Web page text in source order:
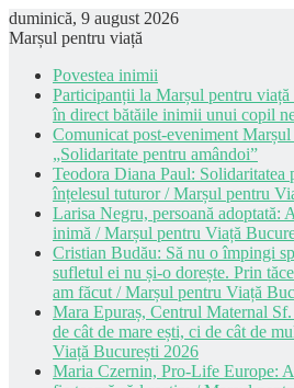
duminică, 9 august 2026
Marșul pentru viață
Povestea inimii
Participanții la Marșul pentru
în direct bătăile inimii unui copil
Comunicat post-eveniment
„Solidaritate pentru amândoi”
Teodora Diana Paul: Solidaritatea
înțelesul tuturor / Marșul pentru
Larisa Negru, persoană adoptată:
inimă / Marșul pentru Viață
Cristian Budău: Să nu o împingi
sufletul ei nu și-o dorește. Prin
am făcut / Marșul pentru Viață
Mara Epuraș, Centrul Maternal
de cât de mare ești, ci de cât de
Viață București 2026
Maria Czernin, Pro-Life Europe: